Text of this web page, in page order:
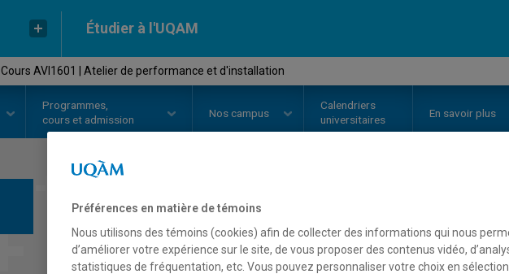
Étudier à l'UQAM
Cours AVI1601 | Atelier de performance et d'installation
Programmes,
cours et admission
Nos campus
Calendriers
universitaires
En savoir plus
COURS// AVI1601
Atelier de
d'installation
Préférences en matière de témoins
Nous utilisons des témoins (cookies) afin de collecter des informations qui nous
d’améliorer votre expérience sur le site, de vous proposer des contenus vidéo,
statistiques de fréquentation, etc. Vous pouvez personnaliser votre choix en